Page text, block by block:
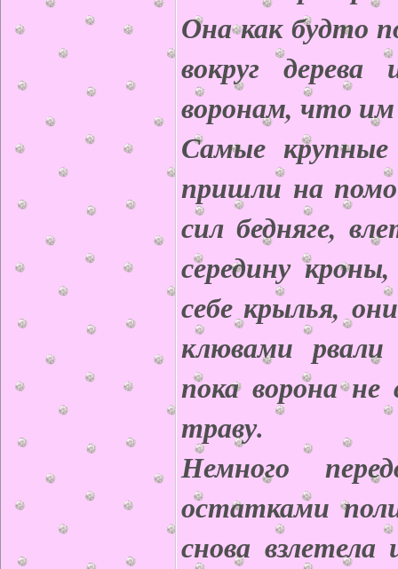
Она как будто
вокруг
воронам, что
Самые
пришли на
сил бедняге,
середину
себе крылья,
клювами
пока ворона не
траву.
Немного
остатками
снова